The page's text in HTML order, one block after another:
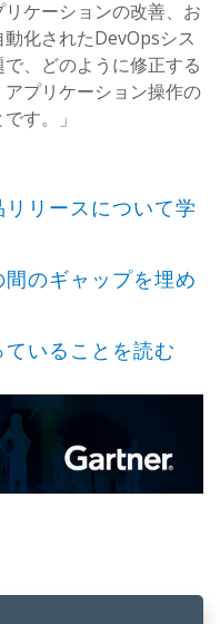
ケーションの改善、お
化されたDevOpsシス
、どのように修正する
プリケーション操作の
す。」
リースについて学
のギャップを埋め
いることを読む